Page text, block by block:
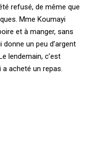
refusé, de même que
Mme Koumayi
et à manger, sans
donne un peu d’argent
lendemain, c’est
acheté un repas.